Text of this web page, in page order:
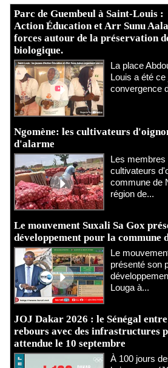
Parc de Guembeul à Saint-Louis
Action Éducation et Arr Sunu
forces autour de la préservation
biologique.
​La place
Louis a été ce
convergence
Ngomène: les cultivateurs
d'alarme
Les membres
cultivateurs
commune de
région de...
Le mouvement Suxali Sa Gox
développement pour la commune
Le
présenté son
Louga à...
JOJ Dakar 2026 : le Sénégal
rebours avec des infrastructures
attendue le 10 septembre
À 100 jours